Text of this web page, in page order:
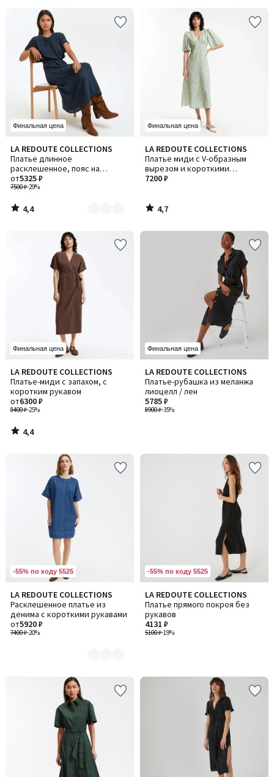
Финальная цена
LA REDOUTE COLLECTIONS
Платье длинное
расклешенное, пояс на
резинке со сборками
7500 ₽-29%
от5325 ₽
4,4
/ 5
Количество
цветов:
2
4,4
/
Финальная цена
LA REDOUTE COLLECTIONS
Платье миди с V-образным
вырезом и короткими
рукавами из набивной ткани с
7200 ₽
4,7
/ 5
4,7
/
Финальная цена
LA REDOUTE COLLECTIONS
Платье-миди с запахом, с
коротким рукавом
8400 ₽-25%
от6300 ₽
4,4
/ 5
4,4
/
Финальная цена
LA REDOUTE COLLECTIONS
Платье-рубашка из меланжа
лиоцелл / лен
8900 ₽-35%
5785 ₽
-55% по коду 5525
LA REDOUTE COLLECTIONS
Расклешенное платье из
денима с короткими рукавами
7400 ₽-20%
от5920 ₽
Количество
цветов:
2
-55% по коду 5525
LA REDOUTE COLLECTIONS
Платье прямого покроя без
рукавов
5100 ₽-19%
4131 ₽